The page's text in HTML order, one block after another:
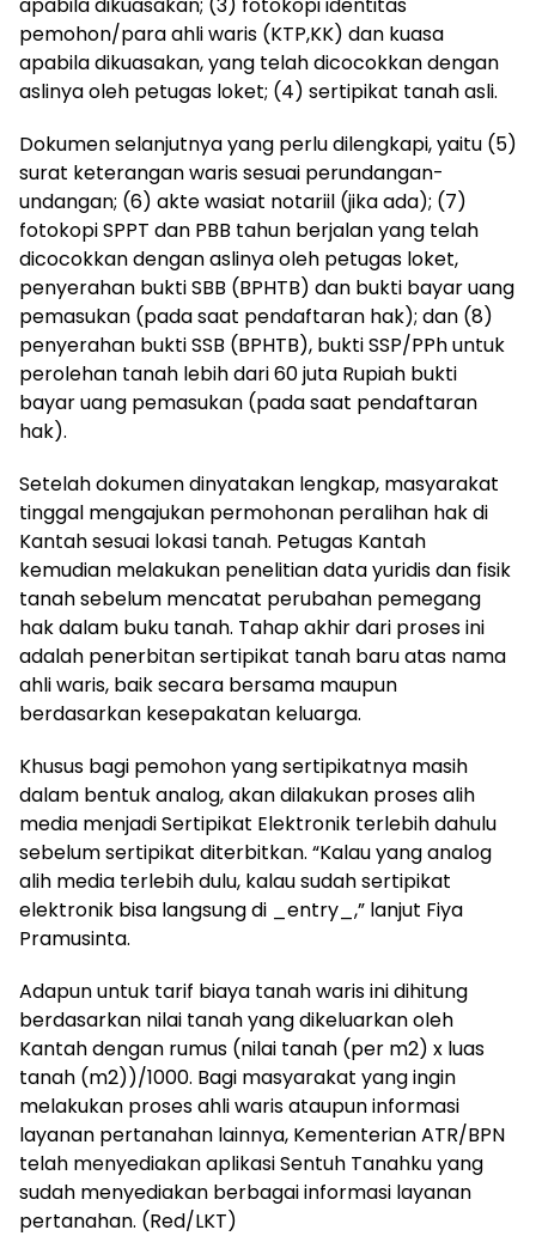
pemohon/para ahli waris (KTP,KK) dan kuasa
apabila dikuasakan, yang telah dicocokkan dengan
aslinya oleh petugas loket; (4) sertipikat tanah asli.
Dokumen selanjutnya yang perlu dilengkapi, yaitu (5)
surat keterangan waris sesuai perundangan-
undangan; (6) akte wasiat notariil (jika ada); (7)
fotokopi SPPT dan PBB tahun berjalan yang telah
dicocokkan dengan aslinya oleh petugas loket,
penyerahan bukti SBB (BPHTB) dan bukti bayar uang
pemasukan (pada saat pendaftaran hak); dan (8)
penyerahan bukti SSB (BPHTB), bukti SSP/PPh untuk
perolehan tanah lebih dari 60 juta Rupiah bukti
bayar uang pemasukan (pada saat pendaftaran
hak).
Setelah dokumen dinyatakan lengkap, masyarakat
tinggal mengajukan permohonan peralihan hak di
Kantah sesuai lokasi tanah. Petugas Kantah
kemudian melakukan penelitian data yuridis dan fisik
tanah sebelum mencatat perubahan pemegang
hak dalam buku tanah. Tahap akhir dari proses ini
adalah penerbitan sertipikat tanah baru atas nama
ahli waris, baik secara bersama maupun
berdasarkan kesepakatan keluarga.
Khusus bagi pemohon yang sertipikatnya masih
dalam bentuk analog, akan dilakukan proses alih
media menjadi Sertipikat Elektronik terlebih dahulu
sebelum sertipikat diterbitkan. “Kalau yang analog
alih media terlebih dulu, kalau sudah sertipikat
elektronik bisa langsung di _entry_,” lanjut Fiya
Pramusinta.
Adapun untuk tarif biaya tanah waris ini dihitung
berdasarkan nilai tanah yang dikeluarkan oleh
Kantah dengan rumus (nilai tanah (per m2) x luas
tanah (m2))/1000. Bagi masyarakat yang ingin
melakukan proses ahli waris ataupun informasi
layanan pertanahan lainnya, Kementerian ATR/BPN
telah menyediakan aplikasi Sentuh Tanahku yang
sudah menyediakan berbagai informasi layanan
pertanahan. (Red/LKT)